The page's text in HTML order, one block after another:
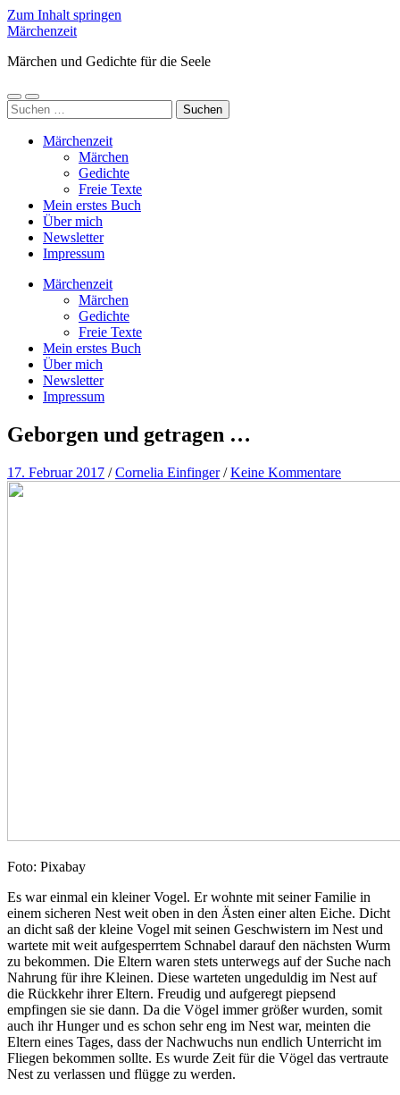
Zum Inhalt springen
Märchenzeit
Märchen und Gedichte für die Seele
Mobile-
Menü
Suchfeld
ein-/ausblenden
Suchen
nach:
Märchenzeit
Märchen
Gedichte
Freie Texte
Mein erstes Buch
Über mich
Newsletter
Impressum
Märchenzeit
Märchen
Gedichte
Freie Texte
Mein erstes Buch
Über mich
Newsletter
Impressum
Geborgen und getragen …
17. Februar 2017 /Cornelia Einfinger /Keine Kommentare
Foto: Pixabay
Es war einmal ein kleiner Vogel. Er wohnte mit seiner Familie in
einem sicheren Nest weit oben in den Ästen einer alten Eiche. Dicht
an dicht saß der kleine Vogel mit seinen Geschwistern im Nest und
wartete mit weit aufgesperrtem Schnabel darauf den nächsten Wurm
zu bekommen. Die Eltern waren stets unterwegs auf der Suche nach
Nahrung für ihre Kleinen. Diese warteten ungeduldig im Nest auf
die Rückkehr ihrer Eltern. Freudig und aufgeregt piepsend
empfingen sie sie dann. Da die Vögel immer größer wurden, somit
auch ihr Hunger und es schon sehr eng im Nest war, meinten die
Eltern eines Tages, dass der Nachwuchs nun endlich Unterricht im
Fliegen bekommen sollte. Es wurde Zeit für die Vögel das vertraute
Nest zu verlassen und flügge zu werden.